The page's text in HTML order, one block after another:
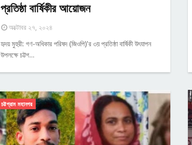
প্রতিষ্ঠা বার্ষিকীর আয়োজন
অক্টোবর ২৭, ২০২৪
হৃদয় মুহুরী: গণ-অধিকার পরিষদ (জিওপি)'র ৩য় প্রতিষ্ঠা বার্ষিকী উৎযাপন
উপলক্ষে চট্টগ…
চট্টগ্রাম মহানগর